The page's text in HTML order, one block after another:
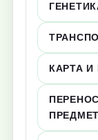
КАРТА